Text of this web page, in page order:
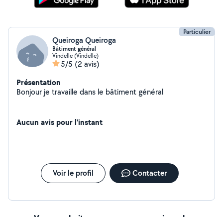
Particulier
Queiroga Queiroga
Bâtiment général
Vindelle (Vindelle)
5/5 (2 avis)
Présentation
Bonjour je travaille dans le bâtiment général
Aucun avis pour l'instant
Voir le profil Contacter